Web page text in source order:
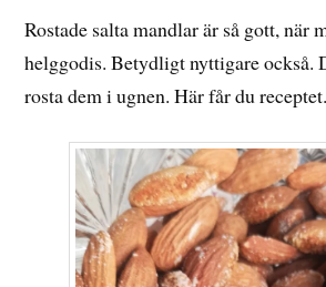
2024
Rostade salta mandlar är så gott, när
helggodis. Betydligt nyttigare också.
rosta dem i ugnen. Här får du receptet.